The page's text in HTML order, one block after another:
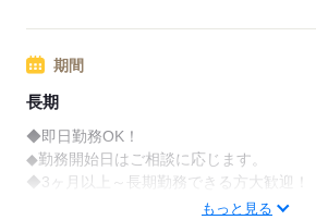
期間
長期
◆即日勤務OK！
◆勤務開始日はご相談に応じます。
◆3ヶ月以上～長期勤務できる方大歓迎！
もっと見る